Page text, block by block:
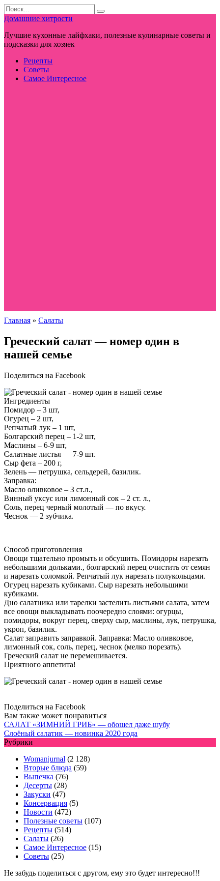
Перейти
к
контенту
Search
for:
Домашние хитрости
Лучшие кухонные лайфхаки, полезные кулинарные советы и
подсказки для хозяек
Рецепты
Советы
Самое Интересное
Главная » Салаты
Греческий салат — номер один в
нашей семье
Поделиться на Facebook
Ингредиенты
Помидор – 3 шт,
Огурец – 2 шт,
Репчатый лук – 1 шт,
Болгарский перец – 1-2 шт,
Маслины – 6-9 шт,
Салатные листья — 7-9 шт.
Сыр фета – 200 г,
Зелень — петрушка, сельдерей, базилик.
Заправка:
Масло оливковое – 3 ст.л.,
Винный уксус или лимонный сок – 2 ст. л.,
Соль, перец черный молотый — по вкусу.
Чеснок — 2 зубчика.
Способ приготовления
Овощи тщательно промыть и обсушить. Помидоры нарезать
небольшими дольками., болгарский перец очистить от семян
и нарезать соломкой. Репчатый лук нарезать полукольцами.
Огурец нарезать кубиками. Сыр нарезать небольшими
кубиками.
Дно салатника или тарелки застелить листьями салата, затем
все овощи выкладывать поочередно слоями: огурцы,
помидоры, вокруг перец, сверху сыр, маслины, лук, петрушка,
укроп, базилик.
Салат заправить заправкой. Заправка: Масло оливковое,
лимонный сок, соль, перец, чеснок (мелко порезать).
Греческий салат не перемешивается.
Приятного аппетита!
Поделиться на Facebook
Вам также может понравиться
САЛАТ «ЗИМНИЙ ГРИБ» — обошел даже шубу
Слоёный салатик — новинка 2020 года
Рубрики
Womanjurnal (2 128)
Вторые блюда (59)
Выпечка (76)
Десерты (28)
Закуски (47)
Консервация (5)
Новости (472)
Полезные советы (107)
Рецепты (514)
Салаты (26)
Самое Интересное (15)
Советы (25)
Не забудь поделиться с другом, ему это будет интересно!!!